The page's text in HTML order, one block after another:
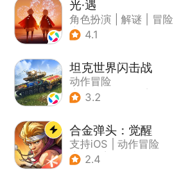
光·遇
角色扮演 解谜
冒险
| 开放世界
4.1
坦克世界闪击战
动作冒险
| 第三人称射击
3.2
合金弹头：觉醒
支持iOS
动作冒险
| 射击
2.4